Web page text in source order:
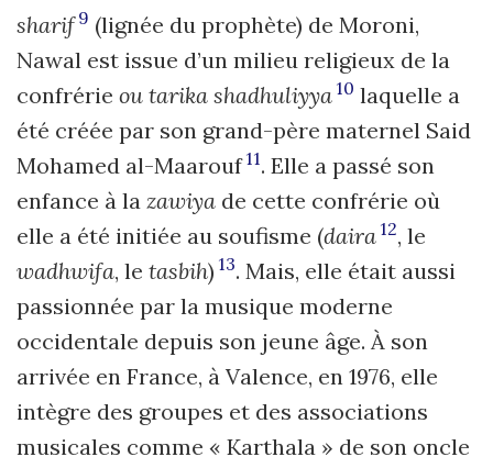
sharif 9 (lignée du prophète) de Moroni,
Nawal est issue d’un milieu religieux de la
confrérie ou tarika shadhuliyya 10 laquelle a
été créée par son grand-père maternel Said
Mohamed al-Maarouf 11. Elle a passé son
enfance à la zawiya de cette confrérie où
elle a été initiée au soufisme (daira 12, le
wadhwifa, le tasbih) 13. Mais, elle était aussi
passionnée par la musique moderne
occidentale depuis son jeune âge. À son
arrivée en France, à Valence, en 1976, elle
intègre des groupes et des associations
musicales comme « Karthala » de son oncle